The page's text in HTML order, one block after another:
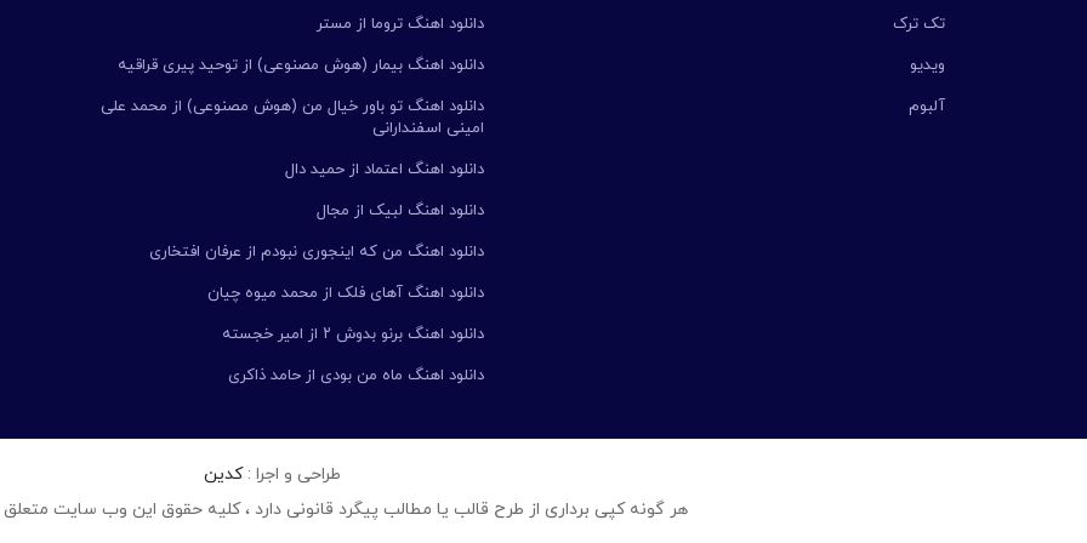
تک ترک
ویدیو
آلبوم
دانلود اهنگ تروما از مستر
دانلود اهنگ بیمار (هوش مصنوعی) از توحید پیری قراقیه
دانلود اهنگ تو باور خیال من (هوش مصنوعی) از محمد علی
امینی اسفندارانی
دانلود اهنگ اعتماد از حمید دال
دانلود اهنگ لبیک از مجال
دانلود اهنگ من که اینجوری نبودم از عرفان افتخاری
دانلود اهنگ آهای فلک از محمد میوه چیان
دانلود اهنگ برنو بدوش ۲ از امیر خجسته
دانلود اهنگ ماه من بودی از حامد ذاکری
طراحی و اجرا :کدین
هر گونه کپی برداری از طرح قالب یا مطالب پیگرد قانونی دارد ، کلیه حقوق این وب سایت